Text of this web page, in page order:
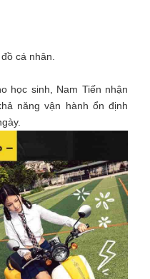
cá nhân.
học sinh, Nam Tiến nhận
năng vận hành ổn định